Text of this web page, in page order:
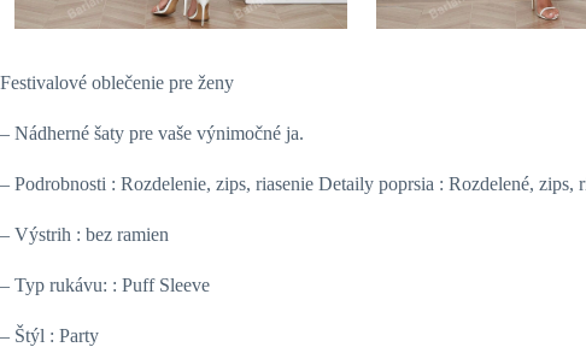
Festivalové oblečenie pre ženy
– Nádherné šaty pre vaše výnimočné ja.
– Podrobnosti : Rozdelenie, zips, riasenie Detaily poprsia : Rozdelené, zips,
– Výstrih : bez ramien
– Typ rukávu: : Puff Sleeve
– Štýl : Party